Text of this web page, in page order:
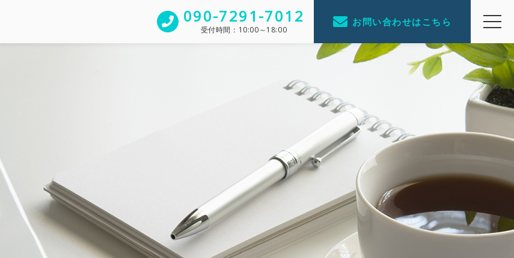
090-7291-7012
受付時間： 10:00～18:00
お問い合わせはこちら